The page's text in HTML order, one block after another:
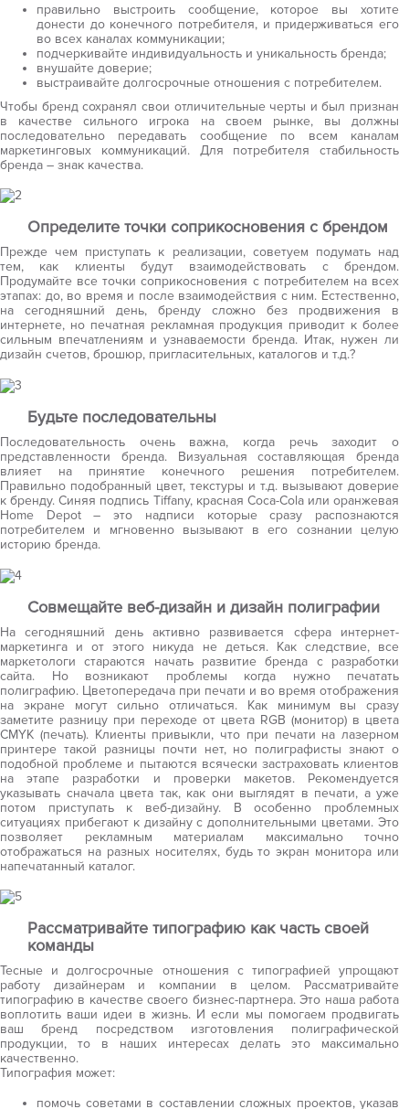
правильно выстроить сообщение, которое вы хотите
донести до конечного потребителя, и придерживаться его
во всех каналах коммуникации;
подчеркивайте индивидуальность и уникальность бренда;
внушайте доверие;
выстраивайте долгосрочные отношения с потребителем.
Чтобы бренд сохранял свои отличительные черты и был признан
в качестве сильного игрока на своем рынке, вы должны
последовательно передавать сообщение по всем каналам
маркетинговых коммуникаций. Для потребителя стабильность
бренда – знак качества.
Определите точки соприкосновения с брендом
Прежде чем приступать к реализации, советуем подумать над
тем, как клиенты будут взаимодействовать с брендом.
Продумайте все точки соприкосновения с потребителем на всех
этапах: до, во время и после взаимодействия с ним. Естественно,
на сегодняшний день, бренду сложно без продвижения в
интернете, но печатная рекламная продукция приводит к более
сильным впечатлениям и узнаваемости бренда. Итак, нужен ли
дизайн счетов, брошюр, пригласительных, каталогов и т.д.?
Будьте последовательны
Последовательность очень важна, когда речь заходит о
представленности бренда. Визуальная составляющая бренда
влияет на принятие конечного решения потребителем.
Правильно подобранный цвет, текстуры и т.д. вызывают доверие
к бренду. Синяя подпись Tiffany, красная Coca-Cola или оранжевая
Home Depot – это надписи которые сразу распознаются
потребителем и мгновенно вызывают в его сознании целую
историю бренда.
Совмещайте веб-дизайн и дизайн полиграфии
На сегодняшний день активно развивается сфера интернет-
маркетинга и от этого никуда не деться. Как следствие, все
маркетологи стараются начать развитие бренда с разработки
сайта. Но возникают проблемы когда нужно печатать
полиграфию. Цветопередача при печати и во время отображения
на экране могут сильно отличаться. Как минимум вы сразу
заметите разницу при переходе от цвета RGB (монитор) в цвета
CMYK (печать). Клиенты привыкли, что при печати на лазерном
принтере такой разницы почти нет, но полиграфисты знают о
подобной проблеме и пытаются всячески застраховать клиентов
на этапе разработки и проверки макетов. Рекомендуется
указывать сначала цвета так, как они выглядят в печати, а уже
потом приступать к веб-дизайну. В особенно проблемных
ситуациях прибегают к дизайну с дополнительными цветами. Это
позволяет рекламным материалам максимально точно
отображаться на разных носителях, будь то экран монитора или
напечатанный каталог.
Рассматривайте типографию как часть своей
команды
Тесные и долгосрочные отношения с типографией упрощают
работу дизайнерам и компании в целом. Рассматривайте
типографию в качестве своего бизнес-партнера. Это наша работа
воплотить ваши идеи в жизнь. И если мы помогаем продвигать
ваш бренд посредством изготовления полиграфической
продукции, то в наших интересах делать это максимально
качественно.
Типография может:
помочь советами в составлении сложных проектов, указав